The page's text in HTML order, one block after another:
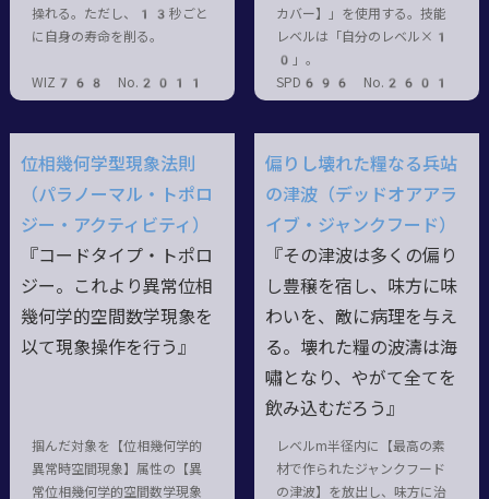
操れる。ただし、13秒ごと
に自身の寿命を削る。
WIZ768 No.2011
カバー】」を使用する。技能
レベルは「自分のレベル×1
0」。
SPD696 No.2601
位相幾何学型現象法則
（パラノーマル・トポロ
ジー・アクティビティ）
『コードタイプ・トポロ
ジー。これより異常位相
幾何学的空間数学現象を
以て現象操作を行う』
掴んだ対象を【位相幾何学的
異常時空間現象】属性の【異
常位相幾何学的空間数学現象
偏りし壊れた糧なる兵站
の津波（デッドオアアラ
イブ・ジャンクフード）
『その津波は多くの偏り
し豊穣を宿し、味方に味
わいを、敵に病理を与え
る。壊れた糧の波濤は海
嘯となり、やがて全てを
飲み込むだろう』
レベルm半径内に【最高の素
材で作られたジャンクフード
の津波】を放出し、味方に治